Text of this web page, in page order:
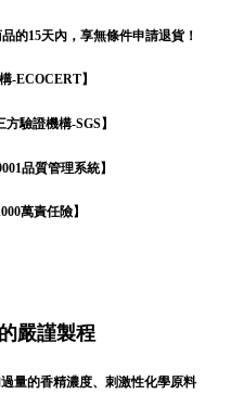
的15天內，享無條件申請退貨！
-ECOCERT】
驗證機構-SGS】
品質管理系統】
萬責任險】
嚴謹製程
量的香精濃度、刺激性化學原料